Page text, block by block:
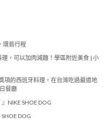
環島行程
，可以加肉減麵！學區附近美食 | 小
項的西班牙料理，在台灣吃過最道地
餐廳
NIKE SHOE DOG
DOG